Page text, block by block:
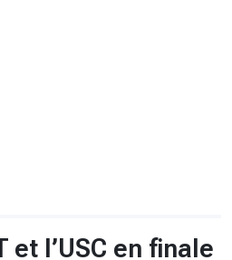
et l’USC en finale